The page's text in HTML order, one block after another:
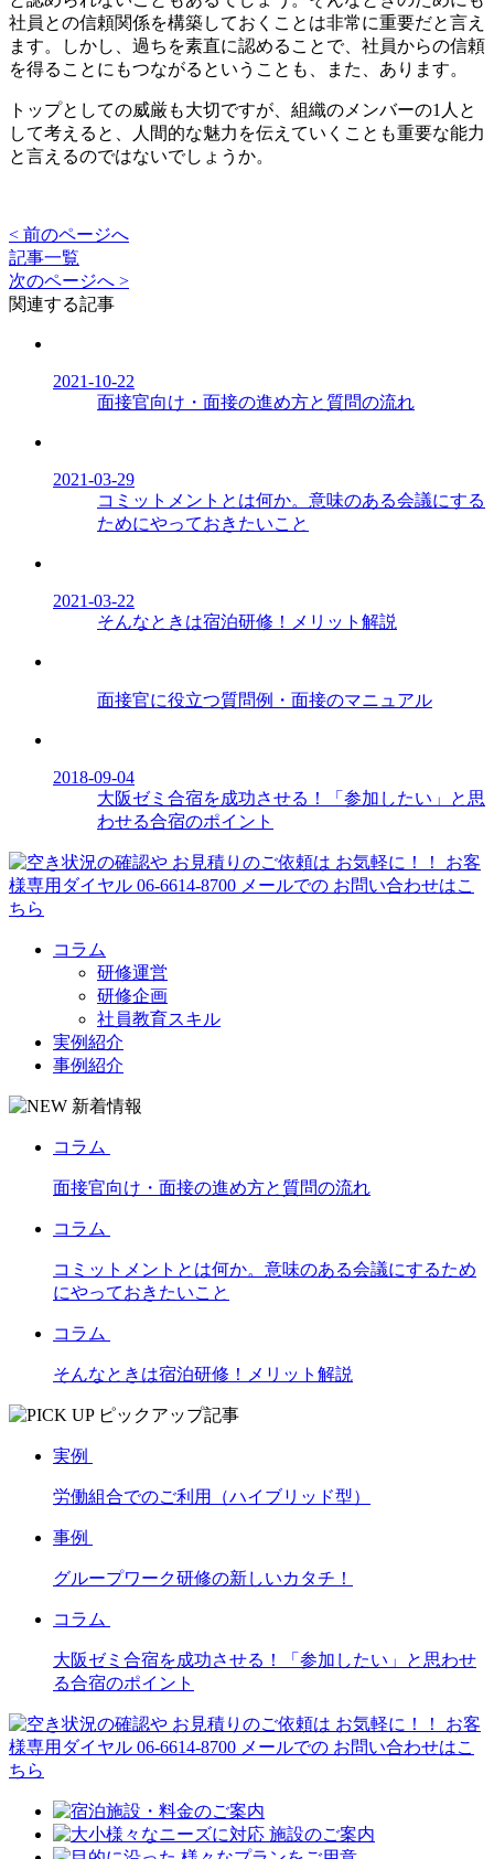
社員との信頼関係を構築しておくことは非常に重要だと言え
ます。しかし、過ちを素直に認めることで、社員からの信頼
を得ることにもつながるということも、また、あります。
トップとしての威厳も大切ですが、組織のメンバーの1人と
して考えると、人間的な魅力を伝えていくことも重要な能力
と言えるのではないでしょうか。
< 前のページへ
記事一覧
次のページへ >
関連する記事
2021-10-22
面接官向け・面接の進め方と質問の流れ
2021-03-29
コミットメントとは何か。意味のある会議にする
ためにやっておきたいこと
2021-03-22
そんなときは宿泊研修！メリット解説
面接官に役立つ質問例・面接のマニュアル
2018-09-04
大阪ゼミ合宿を成功させる！「参加したい」と思
わせる合宿のポイント
コラム
研修運営
研修企画
社員教育スキル
実例紹介
事例紹介
コラム
面接官向け・面接の進め方と質問の流れ
コラム
コミットメントとは何か。意味のある会議にするため
にやっておきたいこと
コラム
そんなときは宿泊研修！メリット解説
実例
労働組合でのご利用（ハイブリッド型）
事例
グループワーク研修の新しいカタチ！
コラム
大阪ゼミ合宿を成功させる！「参加したい」と思わせ
る合宿のポイント